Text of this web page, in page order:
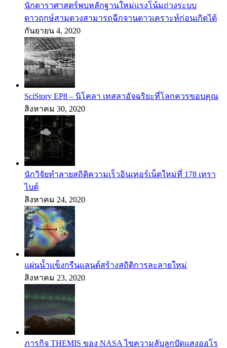
นักดาราศาสตร์พบหลักฐานใหม่แรงโน้มถ่วงระบบ
ดาวฤกษ์สามดวงสามารถฉีกจานดาวเคราะห์ก่อนเกิดได้
กันยายน 4, 2020
SciStory EP8 – นิโคลา เทสลาอัจฉริยะที่โลกควรขอบคุณ
สิงหาคม 30, 2020
นักวิจัยทำลายสถิติความเร็วอินเทอร์เน็ตใหม่ที่ 178 เทรา
ไบต์
สิงหาคม 24, 2020
แผ่นน้ำแข็งกรีนแลนด์สร้างสถิติการละลายใหม่
สิงหาคม 23, 2020
ภารกิจ THEMIS ของ NASA ไขความลับลูกปัดแสงออโร